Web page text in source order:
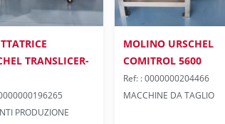
TRANSLICER-
PRODUZIONE
MOLINO URSCHEL
COMITROL 5600
Ref: : 0000000204466
MACCHINE DA TAGLIO